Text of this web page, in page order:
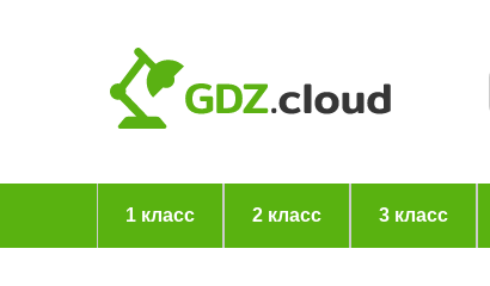
1 класс 2 класс 3 класс